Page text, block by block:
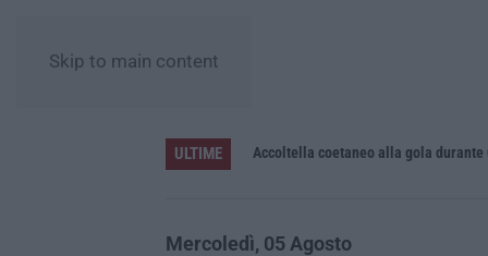
Skip to main content
ULTIME Accoltella coetaneo alla gola
Mercoledì, 05 Agosto